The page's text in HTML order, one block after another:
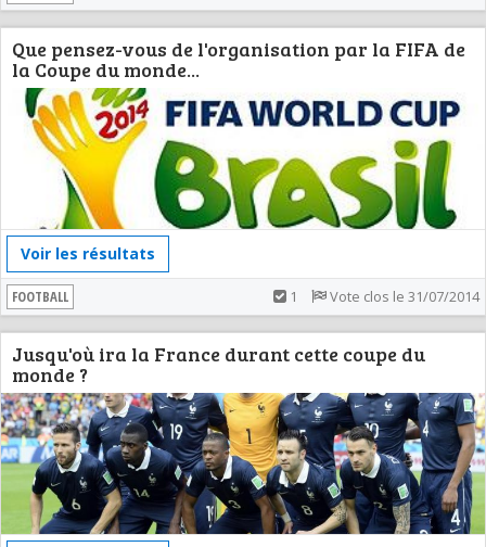
Que pensez-vous de l'organisation par la FIFA de
la Coupe du monde...
Voir les résultats
FOOTBALL 1 Vote clos le 31/07/2014
Jusqu'où ira la France durant cette coupe du
monde ?